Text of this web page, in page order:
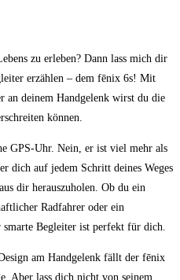
zu erleben? Dann lass mich​ dir
erzählen ⁢– dem fēnix ⁤6s! Mit
an deinem ⁣Handgelenk wirst du die
⁢können.
GPS-Uhr. ‍Nein, er ist viel ‍mehr⁢ als
dich auf jedem​ Schritt​ deines⁢ Weges
dir herauszuholen. Ob‌ du ein
Radfahrer⁢ oder‌ ein
smarte Begleiter ist perfekt für ‍dich.
am ‍Handgelenk fällt der fēnix
Aber lass ⁤dich nicht von seinem